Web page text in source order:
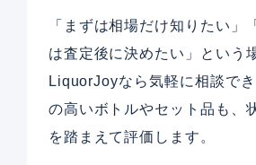
「まずは相場だけ知りたい」
は査定後に決めたい」という
LiquorJoyなら気軽に相談で
の高いボトルやセット品も、
を踏まえて評価します。